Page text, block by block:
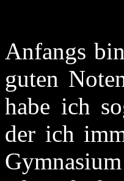
Anfangs
guten
habe ich
der ich